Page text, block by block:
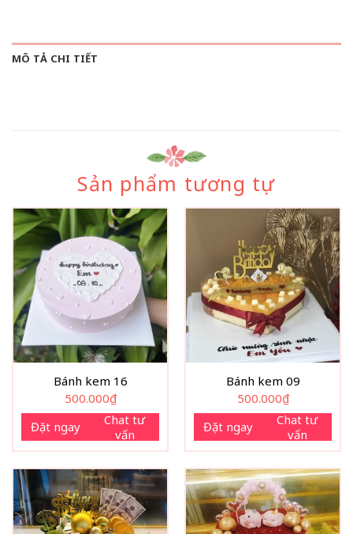
MÔ TẢ CHI TIẾT
Sản phẩm tương tự
Bánh kem 16
500.000₫
Đặt ngay
Chat tư
vấn
Bánh kem 09
500.000₫
Đặt ngay
Chat tư
vấn